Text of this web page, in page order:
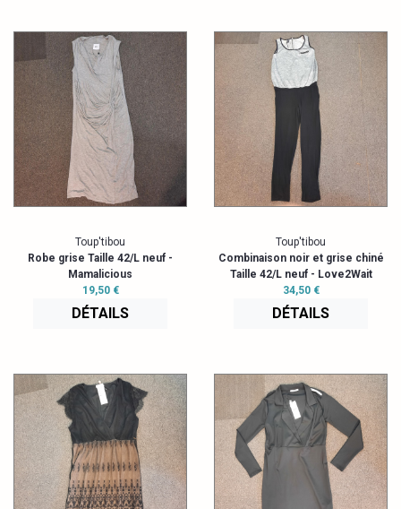
Toup'tibou
Robe grise Taille 42/L neuf -
Mamalicious
19,50 €
DÉTAILS
Toup'tibou
Combinaison noir et grise chiné
Taille 42/L neuf - Love2Wait
34,50 €
DÉTAILS